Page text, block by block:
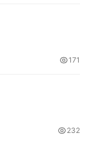
171
232